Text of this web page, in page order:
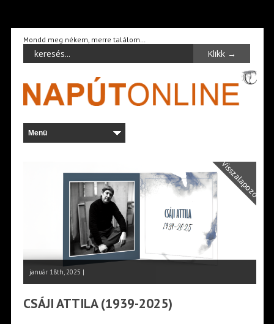
Mondd meg nékem, merre találom…
Visszalapozó
január 18th, 2025 |
CSÁJI ATTILA (1939-2025)